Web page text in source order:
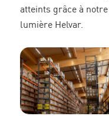
atteints grâce à
lumière Helvar.